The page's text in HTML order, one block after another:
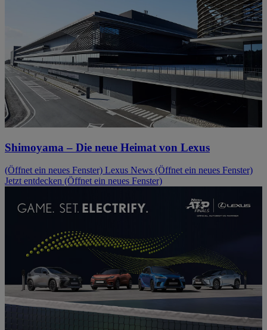
Shimoyama – Die neue Heimat von Lexus
(Öffnet ein neues Fenster) Lexus News (Öffnet ein neues Fenster)
Jetzt entdecken (Öffnet ein neues Fenster)